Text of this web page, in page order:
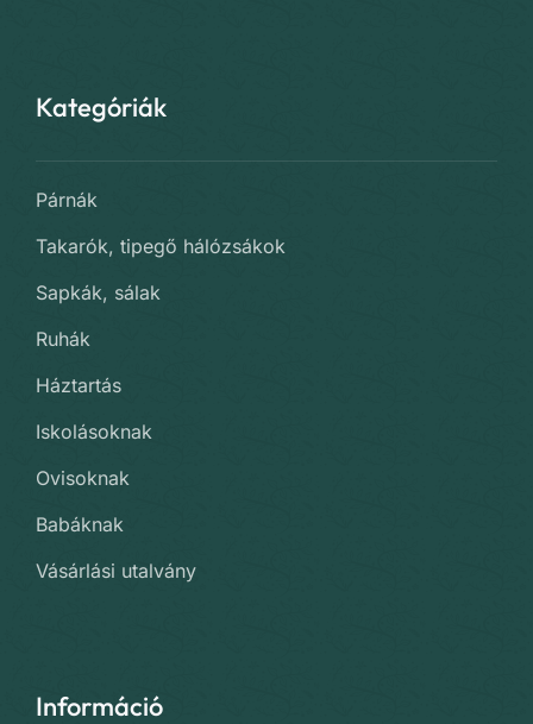
Kategóriák
Párnák
Takarók, tipegő hálózsákok
Sapkák, sálak
Ruhák
Háztartás
Iskolásoknak
Ovisoknak
Babáknak
Vásárlási utalvány
Információ